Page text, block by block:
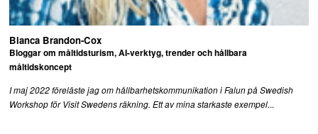
Bianca Brandon-Cox
Bloggar om måltidsturism, AI-verktyg, trender och hållbara
måltidskoncept
I maj 2022 föreläste jag om hållbarhetskommunikation i Falun på Swedish
Workshop för Visit Swedens räkning. Ett av mina starkaste exempel...